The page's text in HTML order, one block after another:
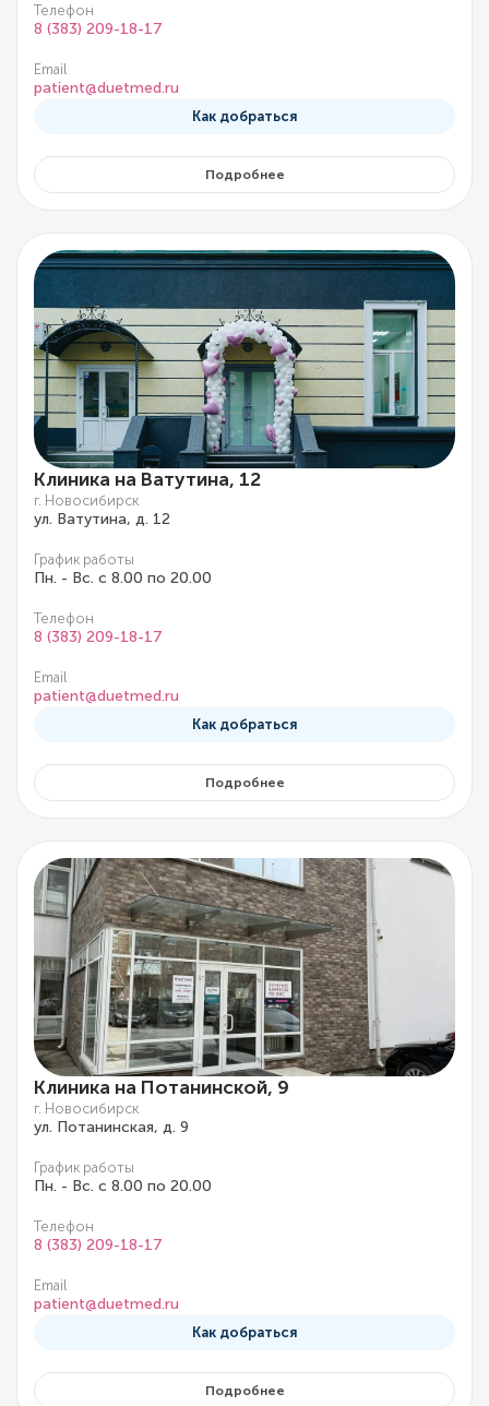
Телефон
8 (383) 209-18-17
Email
patient@duetmed.ru
Как добраться
Подробнее
Клиника на Ватутина, 12
г. Новосибирск
ул. Ватутина, д. 12
График работы
Пн. - Вс. с 8.00 по 20.00
Телефон
8 (383) 209-18-17
Email
patient@duetmed.ru
Как добраться
Подробнее
Клиника на Потанинской, 9
г. Новосибирск
ул. Потанинская, д. 9
График работы
Пн. - Вс. с 8.00 по 20.00
Телефон
8 (383) 209-18-17
Email
patient@duetmed.ru
Как добраться
Подробнее